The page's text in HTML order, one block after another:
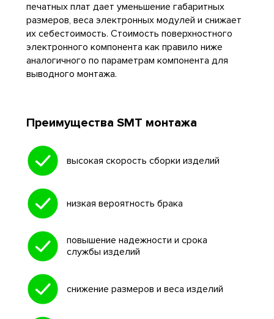
печатных плат дает уменьшение габаритных
размеров, веса электронных модулей и снижает
их себестоимость. Стоимость поверхностного
электронного компонента как правило ниже
аналогичного по параметрам компонента для
выводного монтажа.
Преимущества SMT монтажа
высокая скорость сборки изделий
низкая вероятность брака
повышение надежности и срока
службы изделий
снижение размеров и веса изделий